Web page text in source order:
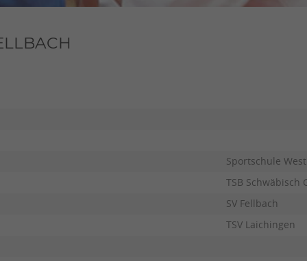
Sportschule West
TSB Schwäbisch
SV Fellbach
TSV Laichingen